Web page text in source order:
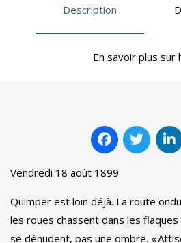
Description
En savoir plus sur
Vendredi 18 août 1899
Quimper est loin déjà. La route
les roues chassent dans les
se dénudent, pas une ombre. «